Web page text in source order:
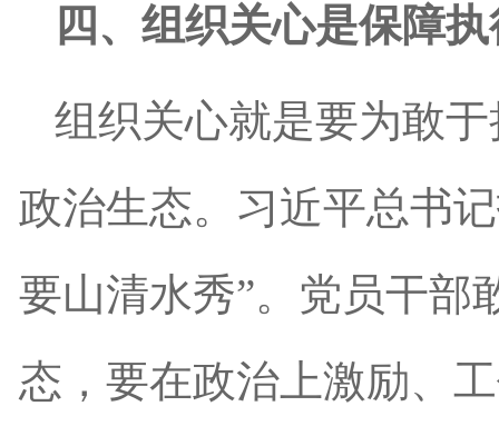
四、组织关心是保障
组织关心就是要为敢
政治生态。习近平总书
要山清水秀”。党员干部
态，要在政治上激励、